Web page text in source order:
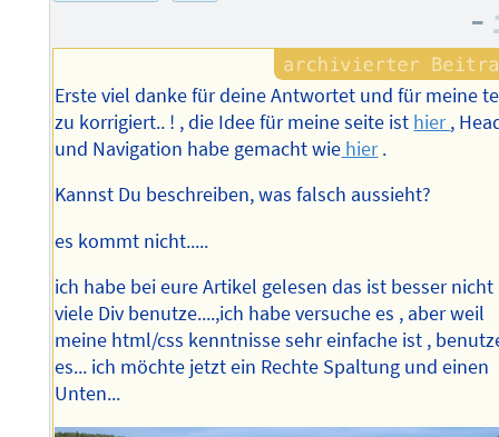
–
Erste viel danke für deine Antwortet und für meine
zu korrigiert.. ! , die Idee für meine seite ist hier,
und Navigation habe gemacht wie hier.
Kannst Du beschreiben, was falsch aussieht?
es kommt nicht.....
ich habe bei eure Artikel gelesen das ist besser nicht
viele Div benutze....,ich habe versuche es , aber weil
meine html/css kenntnisse sehr einfache ist ,
es... ich möchte jetzt ein Rechte Spaltung und einen
Unten...